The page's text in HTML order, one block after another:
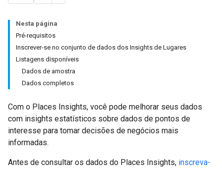
Nesta página
Pré-requisitos
Inscrever-se no conjunto de dados dos Insights de Lugares
Listagens disponíveis
Dados de amostra
Dados completos
Com o Places Insights, você pode melhorar seus dados
com insights estatísticos sobre dados de pontos de
interesse para tomar decisões de negócios mais
informadas.
Antes de consultar os dados do Places Insights, inscreva-